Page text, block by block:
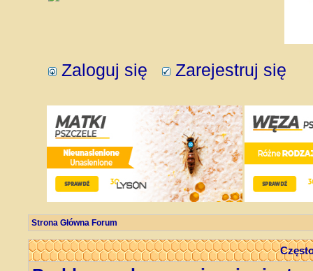
Zaloguj się Zarejestruj się
Strona Główna Forum